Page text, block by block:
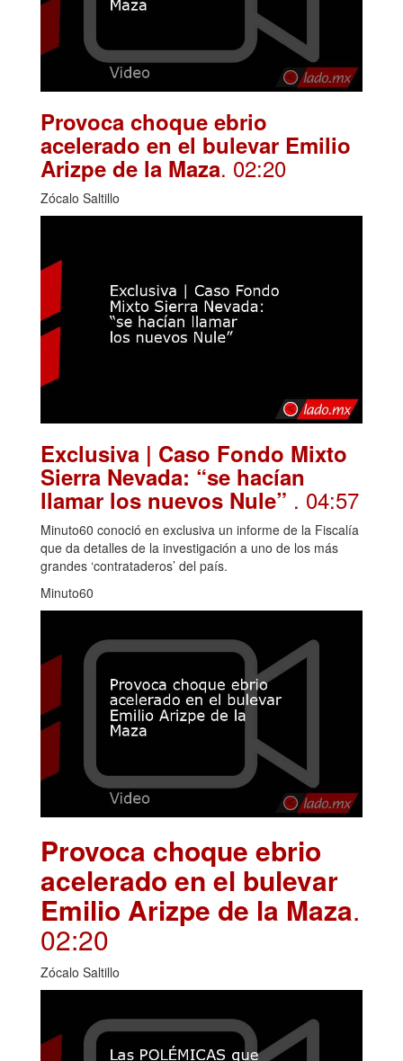
Provoca choque ebrio
acelerado en el bulevar Emilio
Arizpe de la Maza. 02:20
Zócalo Saltillo
Exclusiva | Caso Fondo Mixto
Sierra Nevada: “se hacían
llamar los nuevos Nule” . 04:57
Minuto60 conoció en exclusiva un informe de la Fiscalía
que da detalles de la investigación a uno de los más
grandes ‘contrataderos’ del país.
Minuto60
Provoca choque ebrio
acelerado en el bulevar
Emilio Arizpe de la Maza.
02:20
Zócalo Saltillo